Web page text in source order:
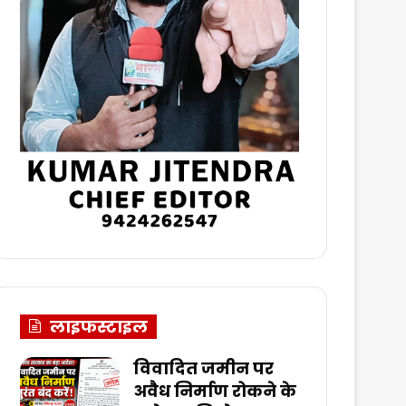
लाइफस्टाइल
विवादित जमीन पर
अवैध निर्माण रोकने के